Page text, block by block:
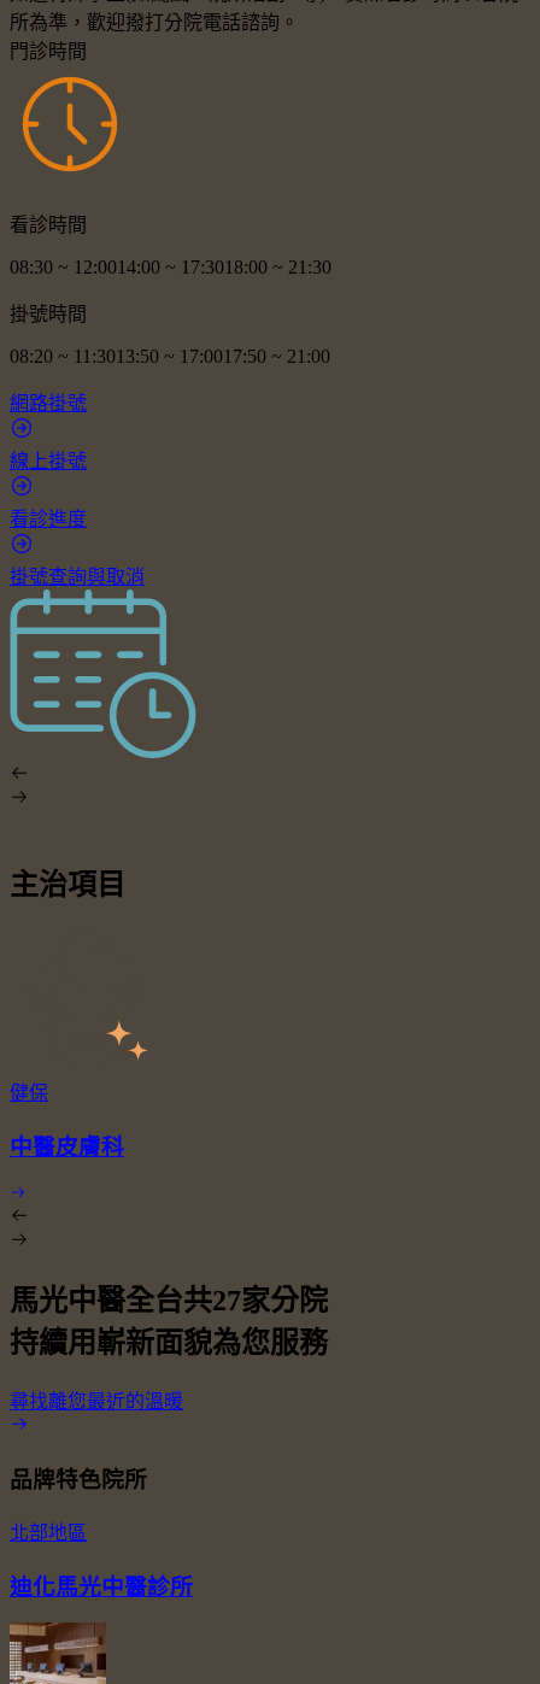
所為準，歡迎撥打分院電話諮詢。
門診時間
看診時間
08:30 ~ 12:0014:00 ~ 17:3018:00 ~ 21:30
掛號時間
08:20 ~ 11:3013:50 ~ 17:0017:50 ~ 21:00
網路掛號
線上掛號
看診進度
掛號查詢與取消
主治項目
健保
中醫皮膚科
馬光中醫全台共27家分院
持續用嶄新面貌為您服務
尋找離您最近的溫暖
品牌特色院所
北部地區
迪化馬光中醫診所